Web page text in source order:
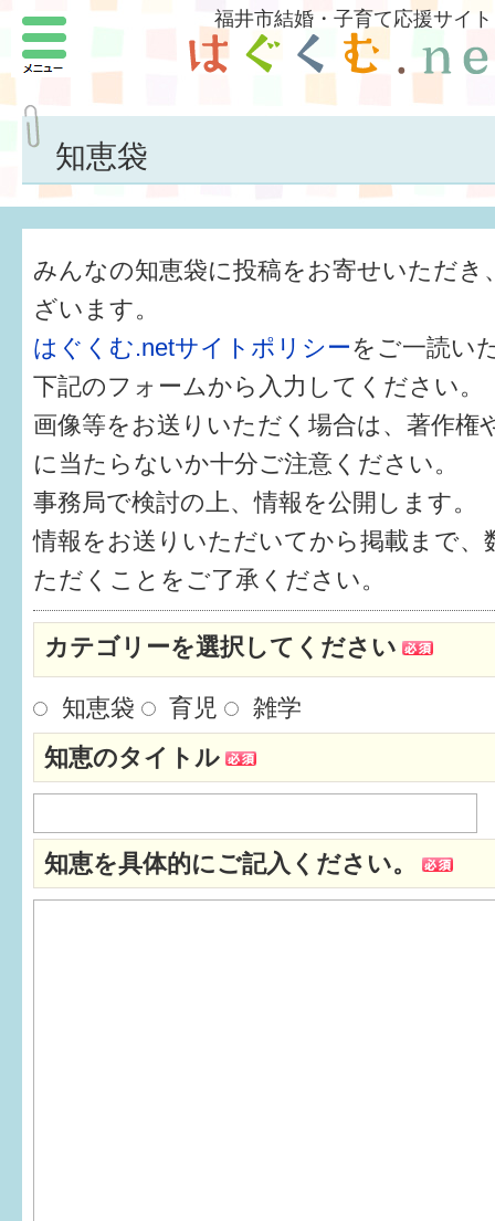
福井市結婚・子育て応援サイト
知恵袋
みんなの知恵袋に投稿をお寄せいただき
ざいます。
はぐくむ.netサイトポリシーをご一読い
下記のフォームから入力してください。
画像等をお送りいただく場合は、著作権
に当たらないか十分ご注意ください。
事務局で検討の上、情報を公開します。
情報をお送りいただいてから掲載まで、
ただくことをご了承ください。
カテゴリーを選択してください
知恵袋 育児
雑学
知恵のタイトル
知恵を具体的にご記入ください。
メニュー
結婚したい
子どもがほしい
福井の子育て環境
子どもを育てよう
もしものときの緊急連絡先
届出・手当・助成
健診・予防接種
仲間づくり・遊び場
子どもを預けたい
入園・入学
相談したい
さまざまな支援
子育てカレンダー
妊娠